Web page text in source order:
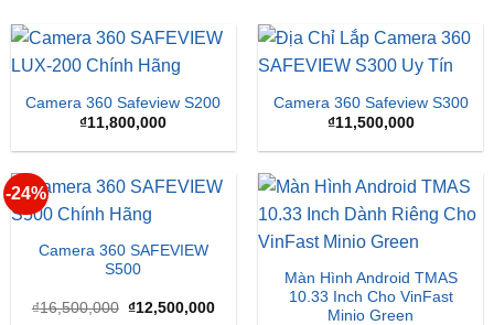
Camera 360 Safeview S200
₫11,800,000
Camera 360 Safeview S300
₫11,500,000
-24%
Camera 360 SAFEVIEW
S500
₫16,500,000 Giá
₫12,500,000Giá
Màn Hình Android TMAS
10.33 Inch Cho VinFast
Minio Green